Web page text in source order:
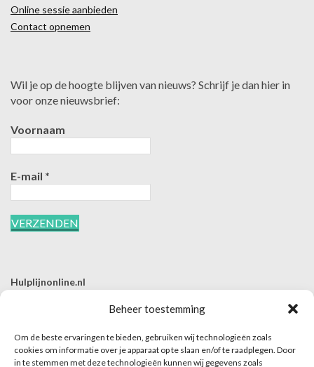
Beheer toestemming
Om de beste ervaringen te bieden, gebruiken wij technologieën zoals
cookies om informatie over je apparaat op te slaan en/of te raadplegen. Door
in te stemmen met deze technologieën kunnen wij gegevens zoals
Online sessie aanbieden
Contact opnemen
Wil je op de hoogte blijven van nieuws? Schrijf je dan hier in
voor onze nieuwsbrief:
Voornaam
E-mail *
Hulplijnonline.nl
E | info@hulplijnonline.nl
Contactformulier
Over Hulplijnonline.nl